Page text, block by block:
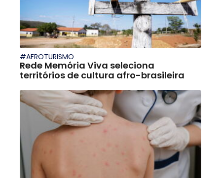
#AFROTURISMO
Rede Memória Viva seleciona
territórios de cultura afro-brasileira